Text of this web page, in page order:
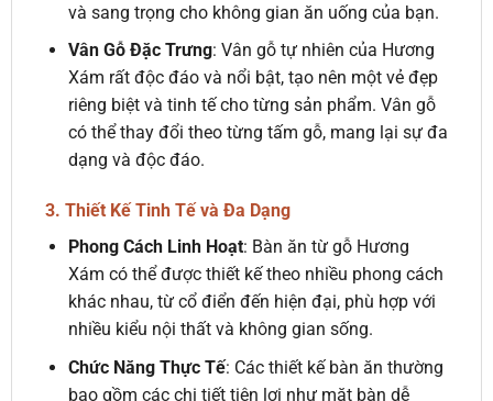
và sang trọng cho không gian ăn uống của bạn.
Vân Gỗ Đặc Trưng: Vân gỗ tự nhiên của Hương
Xám rất độc đáo và nổi bật, tạo nên một vẻ đẹp
riêng biệt và tinh tế cho từng sản phẩm. Vân gỗ
có thể thay đổi theo từng tấm gỗ, mang lại sự đa
dạng và độc đáo.
3. Thiết Kế Tinh Tế và Đa Dạng
Phong Cách Linh Hoạt: Bàn ăn từ gỗ Hương
Xám có thể được thiết kế theo nhiều phong cách
khác nhau, từ cổ điển đến hiện đại, phù hợp với
nhiều kiểu nội thất và không gian sống.
Chức Năng Thực Tế: Các thiết kế bàn ăn thường
bao gồm các chi tiết tiện lợi như mặt bàn dễ